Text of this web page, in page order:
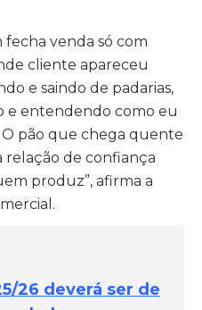
fecha venda só com
cliente apareceu
e saindo de padarias,
e entendendo como eu
pão que chega quente
relação de confiança
produz”, afirma a
26 deverá ser de